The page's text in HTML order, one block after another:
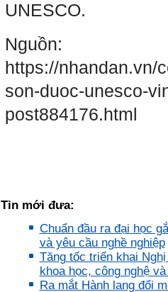
UNESCO.
Nguồn:
https://nhandan.vn/
son-duoc-unesco-
post884176.html
Tin mới đưa:
Chuẩn đầu ra đại học
và yêu cầu nghề nghiệp
Tăng tốc triển khai
khoa học, công nghệ
Ra mắt Hành lang đổi